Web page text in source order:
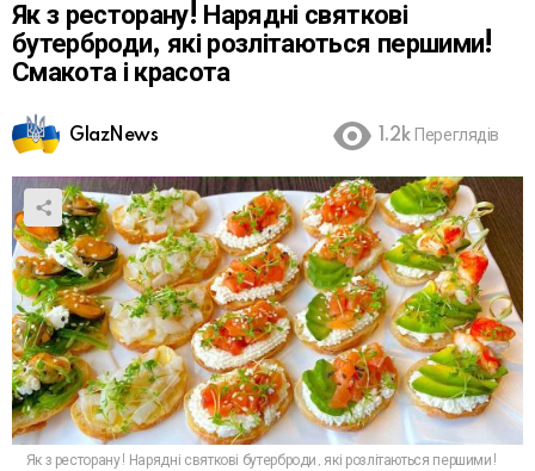
Як з ресторану! Нарядні святкові
бутерброди, які розлітаються першими!
Смакота і красота
GlazNews 1.2k Переглядів
Як з ресторану! Нарядні святкові бутерброди, які розлітаються першими!